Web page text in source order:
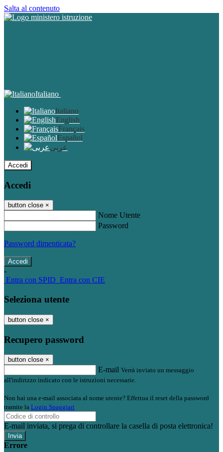
Salta al contenuto
Italiano
Italiano
English
Français
Español
عربى
Accedi
Accedi
button close ×
Nome Utente
Password
Password dimenticata?
-
Entra con SPID Entra con CIE
Seleziona utente
button close ×
Recupero password
button close ×
E-mail Verrà inviato un messaggio
all'indirizzo indicato con le istruzioni necessarie.
Non hai una e-mail associata al nome utente? Effettua il reset della password
tramite la Login Spaggiari
E-mail inviata, si prega di controllare la casella di posta elettronica!
Errore